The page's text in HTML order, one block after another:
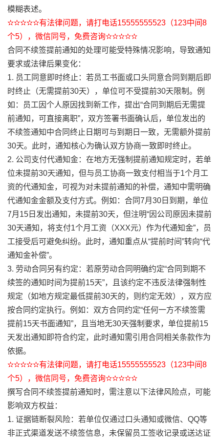
模糊表述。
✫✫✫✫✫有法律问题，请打电话15555555523（123中间8
个5），微信同号，免费咨询✫✫✫✫✫
合同不续签提前通知的处理可能受特殊情况影响，导致通知
要求或法律后果变化：
1. 员工同意即时终止：若员工书面或口头同意合同到期后即
时终止（无需提前30天），单位可不受提前30天限制。例
如：员工因个人原因找到新工作，提出“合同到期后无需提
前通知，可直接离职”，双方签署书面确认后，单位发出的
不续签通知中合同终止日期可与到期日一致，无需额外提前
30天。此时，通知核心为确认双方协商一致即时终止。
2. 公司支付代通知金：在地方无强制提前通知规定时，若单
位未提前30天通知，但与员工协商一致支付相当于1个月工
资的代通知金，可视为对未提前通知的补偿，通知中需明确
代通知金金额及支付方式。例如：合同7月30日到期，单位
7月15日发出通知，未提前30天，但注明“因公司原因未提前
30天通知，将支付1个月工资（XXX元）作为代通知金”，员
工接受后可避免纠纷。此时，通知重点从“提前时间”转向“代
通知金补偿”。
3. 劳动合同另有约定：若原劳动合同明确约定“合同到期不
续签的通知时间为提前15天”，且该约定不违反法律强制性
规定（如地方规定最低提前30天的，则约定无效），双方应
按合同约定执行。例如：双方合同约定“任何一方不续签需
提前15天书面通知”，且当地无30天强制要求，单位提前15
天发出通知即符合约定，此时通知需引用合同相关条款作为
依据。
✫✫✫✫✫有法律问题，请打电话15555555523（123中间8
个5），微信同号，免费咨询✫✫✫✫✫
撰写合同不续签提前通知时，需注意以下法律风险点，可能
影响双方权益：
1. 证据链断裂风险：若单位仅通过口头通知或微信、QQ等
非正式渠道发送不续签信息，未保留员工签收记录或送达证